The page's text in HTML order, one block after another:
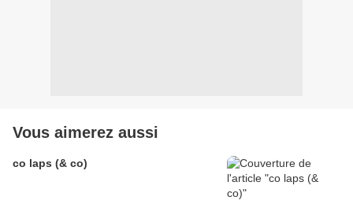
Vous aimerez aussi
co laps (& co)